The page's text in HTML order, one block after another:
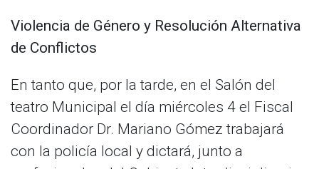
Violencia de Género y Resolución Alternativa
de Conflictos
En tanto que, por la tarde, en el Salón del
teatro Municipal el día miércoles 4 el Fiscal
Coordinador Dr. Mariano Gómez trabajará
con la policía local y dictará, junto a